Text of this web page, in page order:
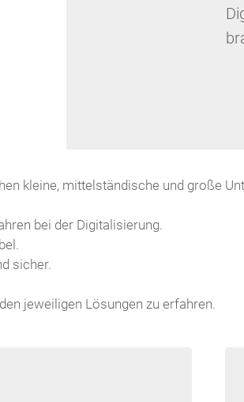
kleine, mittelständische und große
bei der Digitalisierung.
sicher.
jeweiligen Lösungen zu erfahren.